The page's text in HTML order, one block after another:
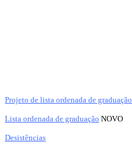
Projeto de lista ordenada de graduação
Lista ordenada de graduação NOVO
Desistências